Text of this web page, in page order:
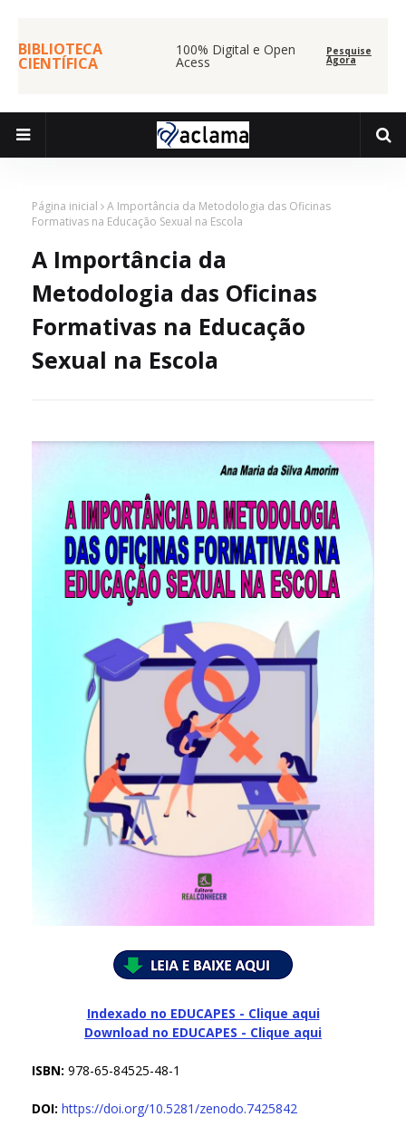
BIBLIOTECA
CIENTÍFICA
100% Digital e Open
Acess
Pesquise
Agora
Página inicial
A Importância da Metodologia das Oficinas
Formativas na Educação Sexual na Escola
A Importância da
Metodologia das Oficinas
Formativas na Educação
Sexual na Escola
Indexado no EDUCAPES - Clique aqui
Download no EDUCAPES - Clique aqui
ISBN: 978-65-84525-48-1
DOI: https://doi.org/10.5281/zenodo.7425842